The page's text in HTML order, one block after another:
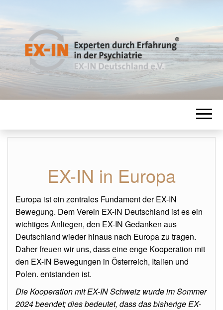
EX-IN
Experten durch Erfahrung in der
Psychiatrie
EX-IN in Europa
Europa ist ein zentrales Fundament der EX-IN
Bewegung. Dem Verein EX-IN Deutschland ist es ein
wichtiges Anliegen, den EX-IN Gedanken aus
Deutschland wieder hinaus nach Europa zu tragen.
Daher freuen wir uns, dass eine enge Kooperation mit
den EX-IN Bewegungen in Österreich, Italien und
Polen. entstanden ist.
Die Kooperation mit EX-IN Schweiz wurde im Sommer
2024 beendet; dies bedeutet, dass das bisherige EX-